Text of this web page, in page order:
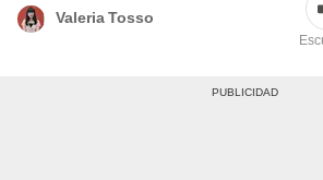
Valeria Tosso